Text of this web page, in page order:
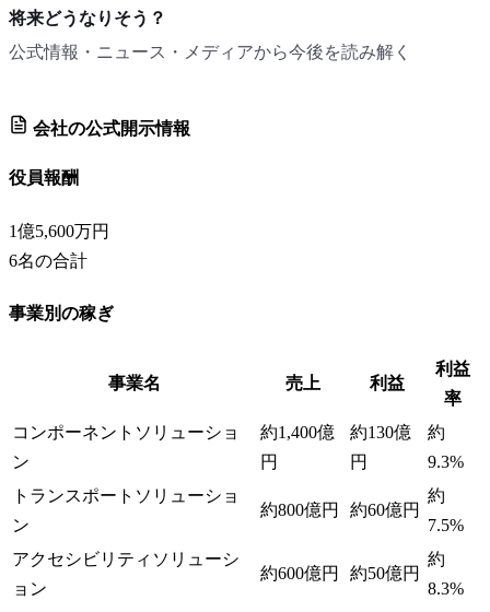
将来どうなりそう？
公式情報・ニュース・メディアから今後を読み解く
会社の公式開示情報
役員報酬
1億5,600万円
6名の合計
事業別の稼ぎ
事業名 売上 利益
利益
率
コンポーネントソリューショ
ン
約1,400億
円
約130億
円
約
9.3%
トランスポートソリューショ
ン
約800億円 約60億円
約
7.5%
アクセシビリティソリューシ
ョン
約600億円 約50億円
約
8.3%